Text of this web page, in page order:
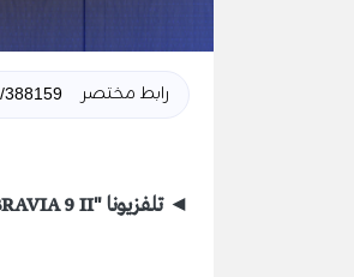
رابط مختصر
◄ تلفزيونا "9 II